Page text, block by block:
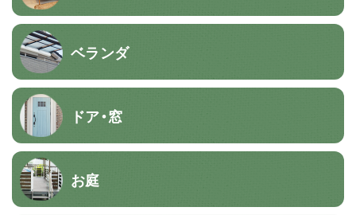
ベランダ
ドア・窓
お庭